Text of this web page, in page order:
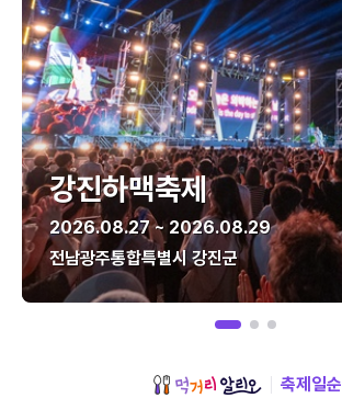
강진하맥축제
2026.08.27 ~ 2026.08.29
전남광주통합특별시 강진군
축제일순